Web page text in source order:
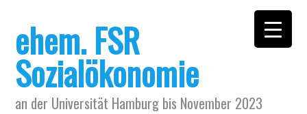
ehem. FSR
Sozialökonomie
an der Universität Hamburg bis November 2023